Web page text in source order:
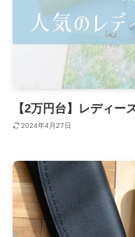
【2万円台】レディー
2024年4月27日